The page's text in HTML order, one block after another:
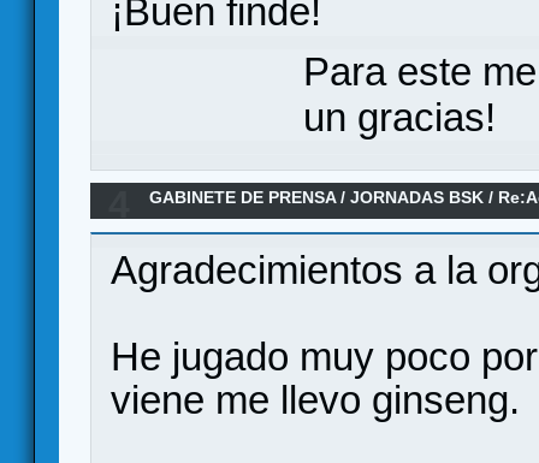
¡Buen finde!
Para este
un gracias!
GABINETE DE PRENSA/JORNADAS BSK /
Agradecimientos a la
He jugado muy poco
viene me llevo ginseng.